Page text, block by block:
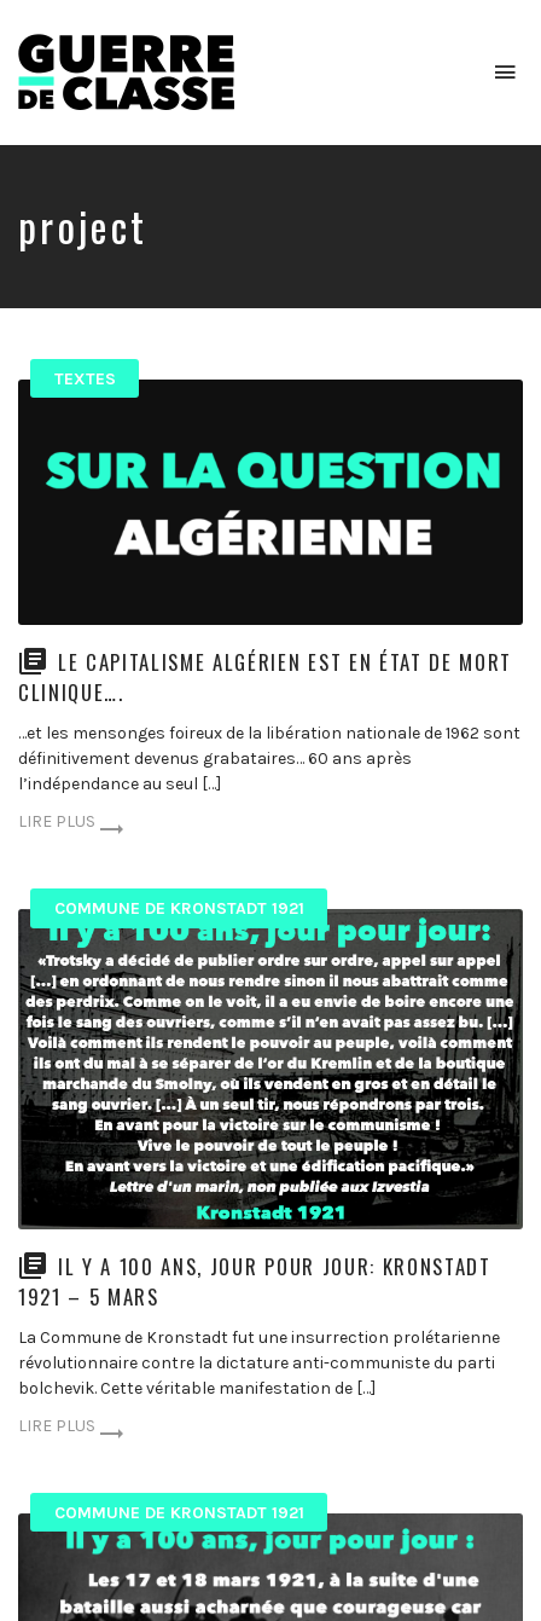
de
project
TEXTES
LE CAPITALISME ALGÉRIEN EST EN ÉTAT DE MORT
CLINIQUE….
…et les mensonges foireux de la libération nationale de 1962 sont
définitivement devenus grabataires… 60 ans après
l’indépendance au seul […]
LIRE PLUS
COMMUNE DE KRONSTADT 1921
IL Y A 100 ANS, JOUR POUR JOUR: KRONSTADT
1921 – 5 MARS
La Commune de Kronstadt fut une insurrection prolétarienne
révolutionnaire contre la dictature anti-communiste du parti
bolchevik. Cette véritable manifestation de […]
LIRE PLUS
COMMUNE DE KRONSTADT 1921